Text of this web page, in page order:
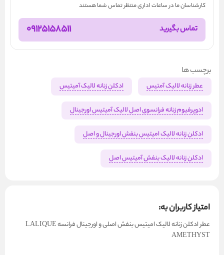
کارشناسان ما در ساعات اداری منتظر تماس شما هستند
تماس بگیرید 09125158511
برچسب ها
عطر زنانه لالیک آمتیس ادکلن زنانه لالیک آمیتیس
ادوپرفیوم زنانه فرانسوی اصل لالیک آمیتیس اورجینال
ادکلن زنانه لالیک امیتیس بنفش اورجینال و اصل
ادکلن زنانه لالیک بنفش آمیتیس اصل
امتیاز کاربران به:
عطر ادکلن زنانه لالیک امیتیس بنفش اصلی و اورجینال فرانسه LALIQUE
AMETHYST